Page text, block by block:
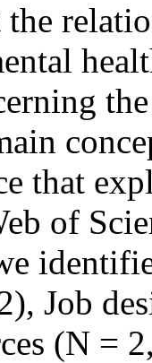
that
of
Job
(N =